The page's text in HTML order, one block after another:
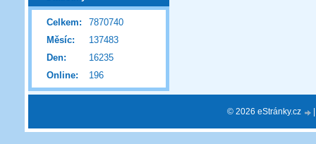
Online: 196
Celkem:
7870740
Měsíc:
137483
Den:
16235
© 2026 eStránky.cz